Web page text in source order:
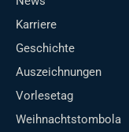
Karriere
Geschichte
Auszeichnungen
Vorlesetag
Weihnachtstombola